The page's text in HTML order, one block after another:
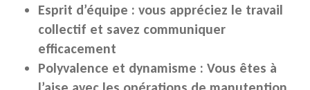
Esprit d’équipe : vous appréciez le travail
collectif et savez communiquer
efficacement
Polyvalence et dynamisme : Vous êtes à